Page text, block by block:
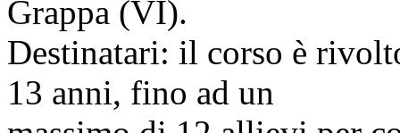
Grappa (VI).
Destinatari: il corso è
13 anni, fino ad un